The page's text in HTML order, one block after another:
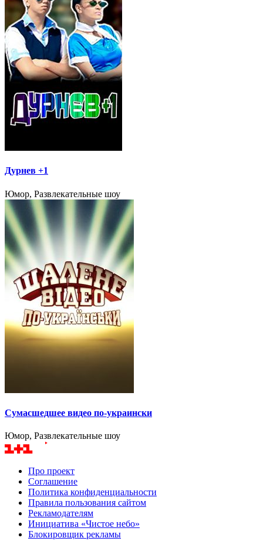
Дурнев +1
Юмор, Развлекательные шоу
Сумасшедшее видео по-украински
Юмор, Развлекательные шоу
Про проект
Соглашение
Политика конфиденциальности
Правила пользования сайтом
Рекламодателям
Инициатива «Чистое небо»
Блокировщик рекламы